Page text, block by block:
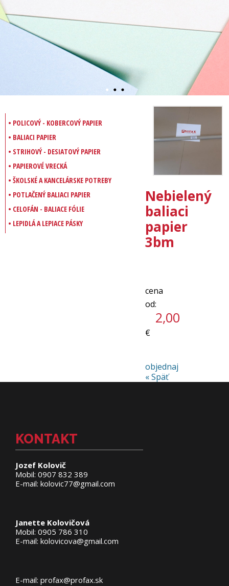
• POLICOVÝ - KOBERCOVÝ PAPIER
• BALIACI PAPIER
• STRIHOVÝ - DESIATOVÝ PAPIER
• PAPIEROVÉ VRECKÁ
• ŠKOLSKÉ A KANCELÁRSKE POTREBY
• POTLAČENÝ BALIACI PAPIER
• CELOFÁN - BALIACE FÓLIE
• LEPIDLÁ A LEPIACE PÁSKY
Nebielený
baliaci
papier
3bm
2,00
€
objednaj
« Späť
KONTAKT
Jozef Kolovič
Mobil: 0907 832 389
E-mail: kolovic77@gmail.com
Janette Kolovičová
Mobil: 0905 786 310
E-mail: kolovicova@gmail.com
E-mail: profax@profax.sk